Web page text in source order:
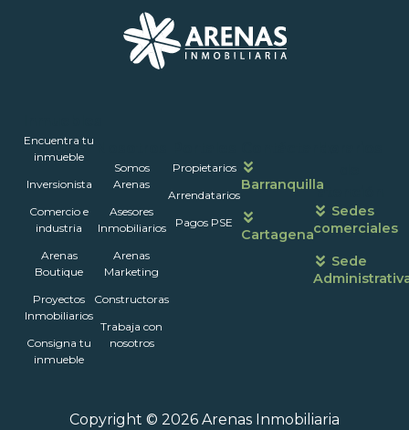
Encuentra tu
inmueble
Inversionista
Comercio e
industria
Arenas
Boutique
Proyectos
Inmobiliarios
Consigna tu
inmueble
Somos
Arenas
Asesores
Inmobiliarios
Arenas
Marketing
Constructoras
Trabaja con
nosotros
Propietarios
Arrendatarios
Pagos PSE
Barranquilla
Cartagena
atención
Sedes
comerciales
Sede
Copyright © 2026 Arenas Inmobiliaria